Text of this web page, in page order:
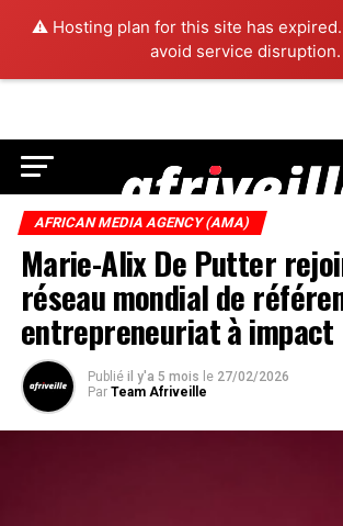
⚠️ Hosting plan for this site has expired.
avoid service disruption.
AFRICAN MEDIA AGENCY (AMA)
Marie-Alix De Putter
réseau mondial de
entrepreneuriat à impact
Publié il y'a 5 mois le 27/02/2026
Par Team Afriveille